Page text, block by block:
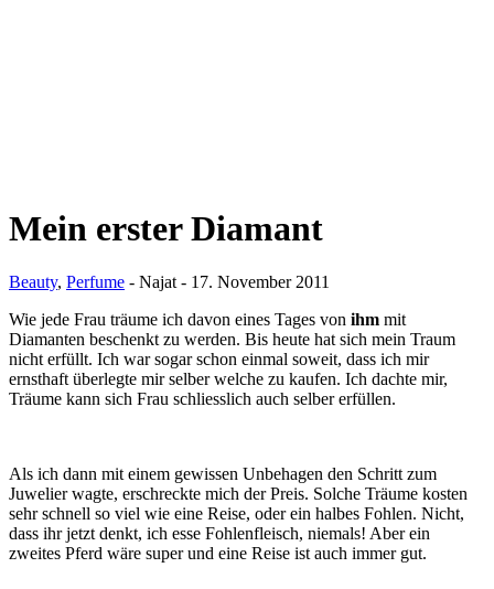
Mein erster Diamant
Beauty, Perfume - Najat - 17. November 2011
Wie jede Frau träume ich davon eines Tages von ihm mit
Diamanten beschenkt zu werden. Bis heute hat sich mein Traum
nicht erfüllt. Ich war sogar schon einmal soweit, dass ich mir
ernsthaft überlegte mir selber welche zu kaufen. Ich dachte mir,
Träume kann sich Frau schliesslich auch selber erfüllen.
Als ich dann mit einem gewissen Unbehagen den Schritt zum
Juwelier wagte, erschreckte mich der Preis. Solche Träume kosten
sehr schnell so viel wie eine Reise, oder ein halbes Fohlen. Nicht,
dass ihr jetzt denkt, ich esse Fohlenfleisch, niemals! Aber ein
zweites Pferd wäre super und eine Reise ist auch immer gut.